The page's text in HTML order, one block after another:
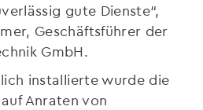
gute Dienste“,
Geschäftsführer der
GmbH.
installierte wurde die
Anraten von